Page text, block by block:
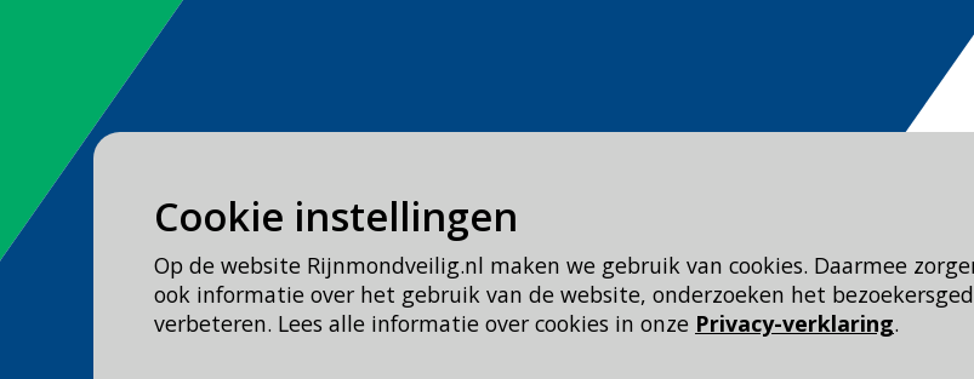
Cookie instellingen
Op de website Rijnmondveilig.nl maken we gebruik van cookies. Daarmee
ook informatie over het gebruik van de website, onderzoeken het
verbeteren. Lees alle informatie over cookies in onze Privacy-verklaring.
112
Geen spoed, wel brandweer?
0900 0904